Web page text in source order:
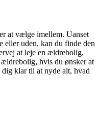
at vælge imellem. Uanset
eller uden, kan du finde den
at leje en ældrebolig,
hvis du ønsker at
klar til at nyde alt, hvad